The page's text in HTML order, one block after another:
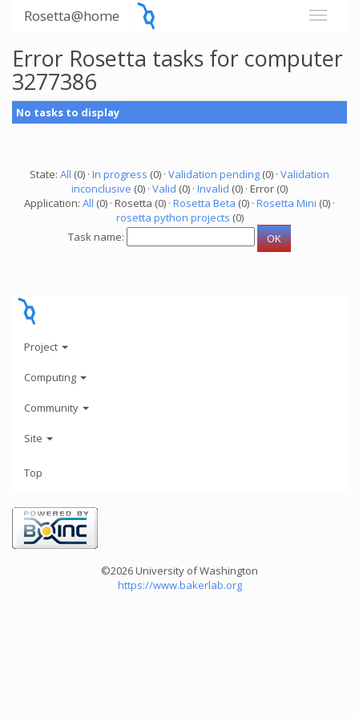
Rosetta@home
Error Rosetta tasks for computer
3277386
No tasks to display
State: All (0) · In progress (0) · Validation pending (0) · Validation
inconclusive (0) · Valid (0) · Invalid (0) · Error (0)
Application: All (0) · Rosetta (0) · Rosetta Beta (0) · Rosetta Mini (0) ·
rosetta python projects (0)
Task name:
Project
Computing
Community
Site
Top
©2026 University of Washington
https://www.bakerlab.org